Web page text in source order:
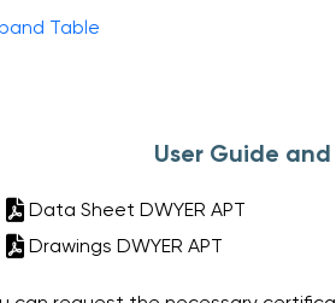
Table
User Guide
Data Sheet DWYER APT
Drawings DWYER APT